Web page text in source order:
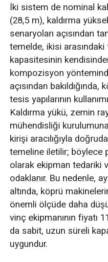
İki sistem de nominal
(28,5 m), kaldırma
senaryoları açısından
temelde, ikisi
kapasitesinin
kompozisyon
açısından
tesis yapılarının
Kaldırma yükü, zemin
mühendisliği
kirişi aracılığıyla
temeline iletilir; böylece
olarak ekipman tedariki
odaklanır. Bu nedenle,
altında, köprü
önemli ölçüde daha
vinç ekipmanının fiyatı
da sabit, uzun süreli
uygundur.